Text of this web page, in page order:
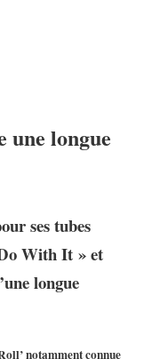
une longue
ses tubes
With It » et
longue
notamment connue